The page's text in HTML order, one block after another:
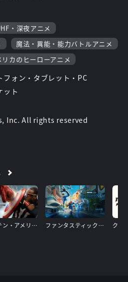
・深夜アニメ
魔法・異能・能力バトルアニメ
リカのヒーローアニメ
フォン・タブレット・PC
ット
Inc. All rights reserved
キャプテン・アメリカ：ブレイブ・ニュー・ワールド ファンタスティック４：ファースト・ステップ